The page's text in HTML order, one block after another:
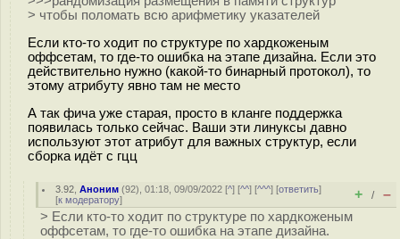
> чтобы поломать всю арифметику указателей
Если кто-то ходит по структуре по хардкоженым
оффсетам, то где-то ошибка на этапе дизайна. Если это
действительно нужно (какой-то бинарный протокол), то
этому атрибуту явно там не место
А так фича уже старая, просто в кланге поддержка
появилась только сейчас. Ваши эти линуксы давно
используют этот атрибут для важных структур, если
сборка идёт с гцц
3.92 ,Аноним (92), 01:18, 09/09/2022 [^] [^^] [^^^] [ответить]
[к модератору] + / –
> Если кто-то ходит по структуре по хардкоженым
оффсетам, то где-то ошибка на этапе дизайна.